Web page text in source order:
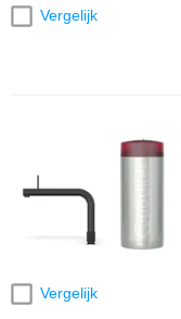
Vergelijk
Vergelijk